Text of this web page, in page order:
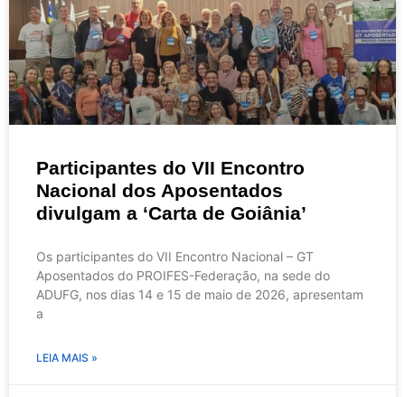
Participantes do VII Encontro
Nacional dos Aposentados
divulgam a ‘Carta de Goiânia’
Os participantes do VII Encontro Nacional – GT
Aposentados do PROIFES-Federação, na sede do
ADUFG, nos dias 14 e 15 de maio de 2026, apresentam
a
LEIA MAIS »